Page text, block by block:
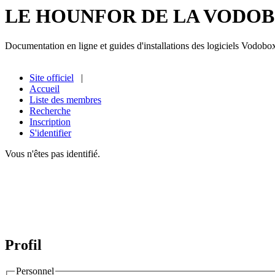
LE HOUNFOR DE LA
Documentation en ligne et guides d'installations des logiciels
Site officiel |
Accueil
Liste des membres
Recherche
Inscription
S'identifier
Vous n'êtes pas identifié.
Profil
Personnel